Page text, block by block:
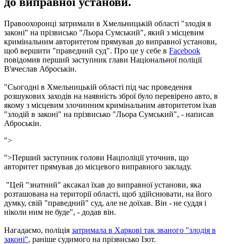
Правоохоронці затримали в Хмельницькій області "злодія в
законі" на прізвисько "Льора Сумський", який з місцевим
кримінальним авторитетом прямував до виправної установи,
щоб вершити "праведний суд". Про це у себе в Facebook
повідомив перший заступник глави Національної поліції
В'ячеслав Аброськін.
"Сьогодні в Хмельницькій області під час проведення
розшукових заходів на наявність зброї було перевірено авто, в
якому з місцевим злочинним кримінальним авторитетом їхав
"злодій в законі" на прізвисько "Льора Сумський", - написав
Аброськін.
">
">Перший заступник голови Нацполіції уточнив, що
авторитет прямував до місцевого виправного закладу.
"Цей "знатний" аксакал їхав до виправної установи, яка
розташована на території області, щоб здійснювати, на його
думку, свій "праведний" суд, але не доїхав. Він - не суддя і
ніколи ним не буде", - додав він.
Нагадаємо, поліція затримала в Харкові так званого "злодія в
законі", раніше судимого на прізвисько Ізот.